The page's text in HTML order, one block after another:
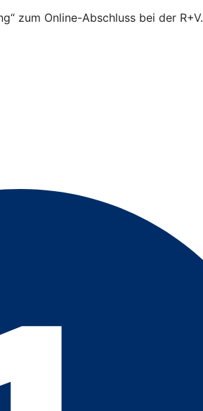
zum Online-Abschluss bei der R+V.